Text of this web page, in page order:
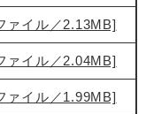
ァイル／2.13MB]
ァイル／2.04MB]
ァイル／1.99MB]